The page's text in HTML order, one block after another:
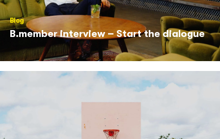
Blog
B.member interview – Start the dialogue